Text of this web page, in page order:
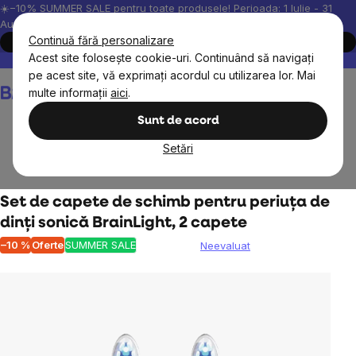
Continuă fără personalizare
Acest site folosește cookie-uri. Continuând să navigați
pe acest site, vă exprimați acordul cu utilizarea lor. Mai
multe informații aici.
Sunt de acord
Setări
Treci
la
conținut
☀️−10% SUMMER SALE pentru toate produsele! Perioada: 1 Iulie - 31
August, 2026.
Cumpără acum
Peste 200.000 de recenzii verificate
Produsele noastre sunt
Coş
de
Set de capete de schimb pentru periuța de
dinți sonică BrainLight, 2 capete
–10 % OferteSUMMER SALE
Evaluarea
din
Neevaluat